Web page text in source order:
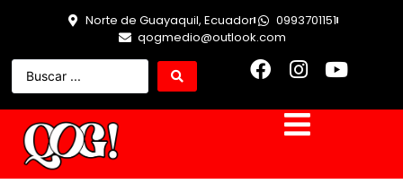
Norte de Guayaquil, Ecuador
0993701151
qogmedio@outlook.com